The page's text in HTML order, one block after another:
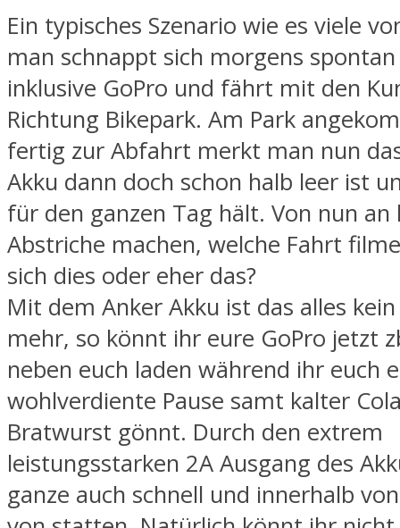
Ein typisches Szenario wie es viele
man schnappt sich morgens spontan
inklusive GoPro und fährt mit den
Richtung Bikepark. Am Park
fertig zur Abfahrt merkt man nun
Akku dann doch schon halb leer ist
für den ganzen Tag hält. Von nun an
Abstriche machen, welche Fahrt
sich dies oder eher das?
Mit dem Anker Akku ist das alles
mehr, so könnt ihr eure GoPro jetzt
neben euch laden während ihr euch
wohlverdiente Pause samt kalter
Bratwurst gönnt. Durch den extrem
leistungsstarken 2A Ausgang des
ganze auch schnell und innerhalb